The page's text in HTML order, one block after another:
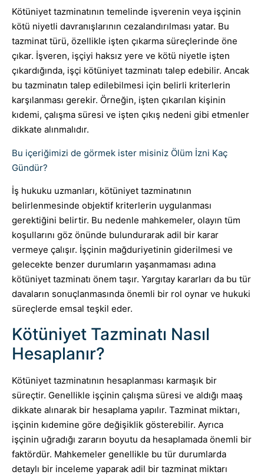
Kötüniyet tazminatının temelinde işverenin veya işçinin
kötü niyetli davranışlarının cezalandırılması yatar. Bu
tazminat türü, özellikle işten çıkarma süreçlerinde öne
çıkar. İşveren, işçiyi haksız yere ve kötü niyetle işten
çıkardığında, işçi kötüniyet tazminatı talep edebilir. Ancak
bu tazminatın talep edilebilmesi için belirli kriterlerin
karşılanması gerekir. Örneğin, işten çıkarılan kişinin
kıdemi, çalışma süresi ve işten çıkış nedeni gibi etmenler
dikkate alınmalıdır.
Bu içeriğimizi de görmek ister misiniz Ölüm İzni Kaç
Gündür?
İş hukuku uzmanları, kötüniyet tazminatının
belirlenmesinde objektif kriterlerin uygulanması
gerektiğini belirtir. Bu nedenle mahkemeler, olayın tüm
koşullarını göz önünde bulundurarak adil bir karar
vermeye çalışır. İşçinin mağduriyetinin giderilmesi ve
gelecekte benzer durumların yaşanmaması adına
kötüniyet tazminatı önem taşır. Yargıtay kararları da bu tür
davaların sonuçlanmasında önemli bir rol oynar ve hukuki
süreçlerde emsal teşkil eder.
Kötüniyet Tazminatı Nasıl
Hesaplanır?
Kötüniyet tazminatının hesaplanması karmaşık bir
süreçtir. Genellikle işçinin çalışma süresi ve aldığı maaş
dikkate alınarak bir hesaplama yapılır. Tazminat miktarı,
işçinin kıdemine göre değişiklik gösterebilir. Ayrıca
işçinin uğradığı zararın boyutu da hesaplamada önemli bir
faktördür. Mahkemeler genellikle bu tür durumlarda
detaylı bir inceleme yaparak adil bir tazminat miktarı